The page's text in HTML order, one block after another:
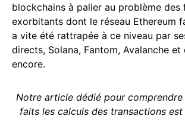
blockchains à palier au problème des
exorbitants dont le réseau Ethereum
a vite été rattrapée à ce niveau par
directs, Solana, Fantom, Avalanche et
encore.
Notre article dédié pour
faits les calculs des transactions est